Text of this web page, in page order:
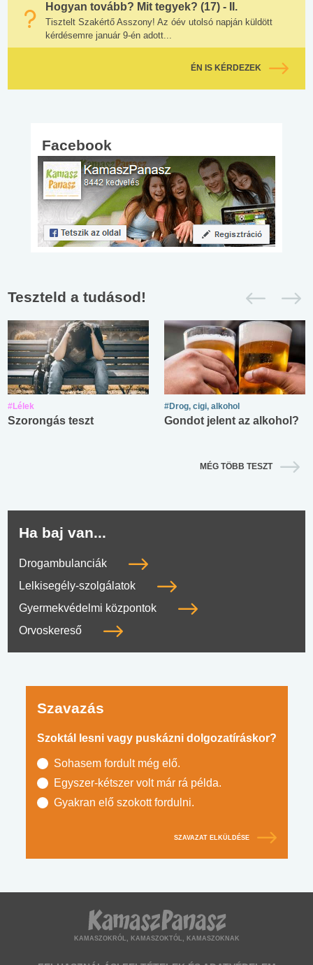
Hogyan tovább? Mit tegyek? (17) - II.
Tisztelt Szakértő Asszony! Az óév utolsó napján küldött
kérdésemre január 9-én adott...
ÉN IS KÉRDEZEK
Facebook
Teszteld a tudásod!
#Lélek
Szorongás teszt
#Drog, cigi, alkohol
Gondot jelent az alkohol?
MÉG TÖBB TESZT
Ha baj van...
Drogambulanciák
Lelkisegély-szolgálatok
Gyermekvédelmi központok
Orvoskereső
Szavazás
Szoktál lesni vagy puskázni dolgozatíráskor?
Sohasem fordult még elő.
Egyszer-kétszer volt már rá példa.
Gyakran elő szokott fordulni.
SZAVAZAT ELKÜLDÉSE
KAMASZOKRÓL, KAMASZOKTÓL, KAMASZOKNAK